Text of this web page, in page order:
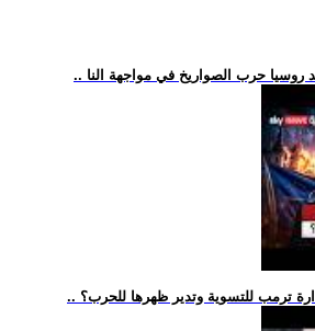
روسيا حرب الصواريخ في مواجهة النا
ترمب للتسوية وتدير ظهرها للحرب؟